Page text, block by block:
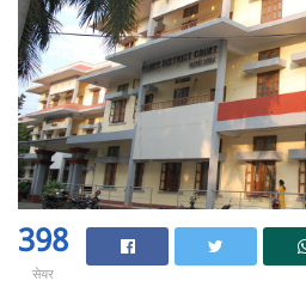
398
सेयर